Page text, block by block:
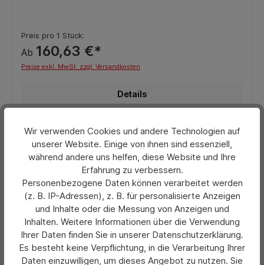
Preis pro 1 Stück:
Ab 160,63 €*
Preise exkl. MwSt. zzgl. Versandkosten
Details
Wir verwenden Cookies und andere Technologien auf
unserer Website. Einige von ihnen sind essenziell,
während andere uns helfen, diese Website und Ihre
Erfahrung zu verbessern.
Personenbezogene Daten können verarbeitet werden
(z. B. IP-Adressen), z. B. für personalisierte Anzeigen
und Inhalte oder die Messung von Anzeigen und
Inhalten. Weitere Informationen über die Verwendung
Ihrer Daten finden Sie in unserer Datenschutzerklärung.
Es besteht keine Verpflichtung, in die Verarbeitung Ihrer
Daten einzuwilligen, um dieses Angebot zu nutzen. Sie